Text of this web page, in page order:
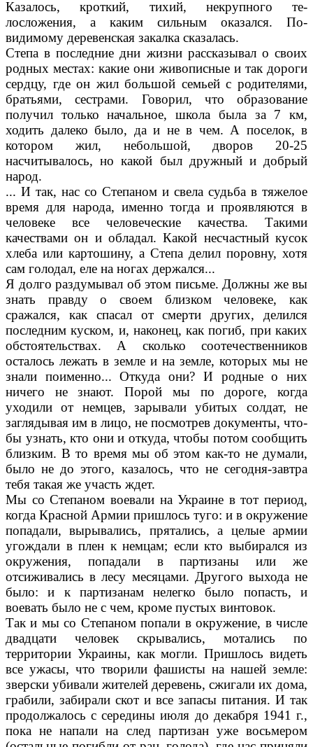
Казалось, кроткий, тихий, некрупного те­
лосложения, а каким сильным оказался. По-
видимому деревенская закалка сказалась.
Степа в последние дни жизни рассказывал о своих
родных местах: какие они живописные и так дороги
сердцу, где он жил большой се­мьей с родителями,
братьями, сестрами. Го­ворил, что образование
получил только началь­ное, школа была за 7 км,
ходить далеко было, да и не в чем. А поселок, в
котором жил, не­большой, дворов 20-25
насчитывалось, но ка­кой был дружный и добрый
народ.
... И так, нас со Степаном и свела судьба в тяжелое
время для народа, именно тогда и проявляются в
человеке все человеческие ка­чества. Такими
качествами он и обладал. Ка­кой несчастный кусок
хлеба или картошину, а Степа делил поровну, хотя
сам голодал, еле на ногах держался...
Я долго раздумывал об этом письме. Должны же вы
знать правду о своем близ­ком человеке, как
сражался, как спасал от смерти других, делился
последним куском, и, наконец, как погиб, при каких
обстоятельствах. А сколько соотечественников
осталось лежать в земле и на земле, которых мы не
знали по­именно... Откуда они? И родные о них
ничего не знают. Порой мы по дороге, когда
уходили от немцев, зарывали убитых солдат, не
загля­дывая им в лицо, не посмотрев документы, что­
бы узнать, кто они и откуда, чтобы потом сооб­щить
близким. В то время мы об этом как-то не думали,
было не до этого, казалось, что не сегодня-завтра
тебя такая же участь ждет.
Мы со Степаном воевали на Украине в тот период,
когда Красной Армии пришлось туго: и в окружение
попадали, вырывались, прята­лись, а целые армии
угождали в плен к нем­цам; если кто выбирался из
окружения, попа­дали в партизаны или же
отсиживались в лесу месяцами. Другого выхода не
было: и к парти­занам нелегко было попасть, и
воевать было не с чем, кроме пустых винтовок.
Так и мы со Степаном попали в окружение, в числе
двадцати человек скрывались, мотались по
территории Украины, как могли. Пришлось видеть
все ужасы, что творили фашисты на на­шей земле:
зверски убивали жителей деревень, сжигали их дома,
грабили, забирали скот и все запасы питания. И так
продолжалось с середи­ны июля до декабря 1941 г.,
пока не напали на след партизан уже восьмером